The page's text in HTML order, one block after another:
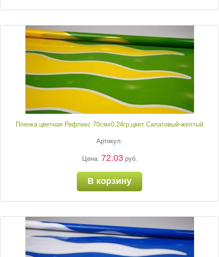
Пленка цветная Рефлекс 70смх0,24гр,цвет Салатовый-желтый
Артикул:
Цена: 72.03руб.
В корзину